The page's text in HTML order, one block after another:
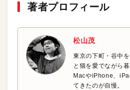
著者プロフィール
松山茂
東京の下町・谷中
と猫を愛でながら
MacやiPhone、
てきたのが自慢。